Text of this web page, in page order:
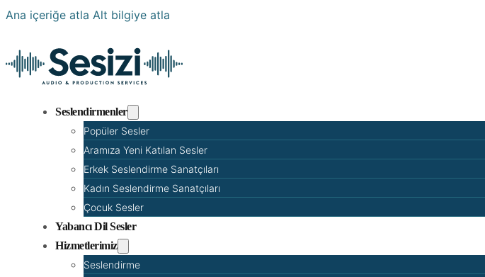
Ana içeriğe atla Alt bilgiye atla
Seslendirmenler
Popüler Sesler
Aramıza Yeni Katılan Sesler
Erkek Seslendirme Sanatçıları
Kadın Seslendirme Sanatçıları
Çocuk Sesler
Yabancı Dil Sesler
Hizmetlerimiz
Seslendirme